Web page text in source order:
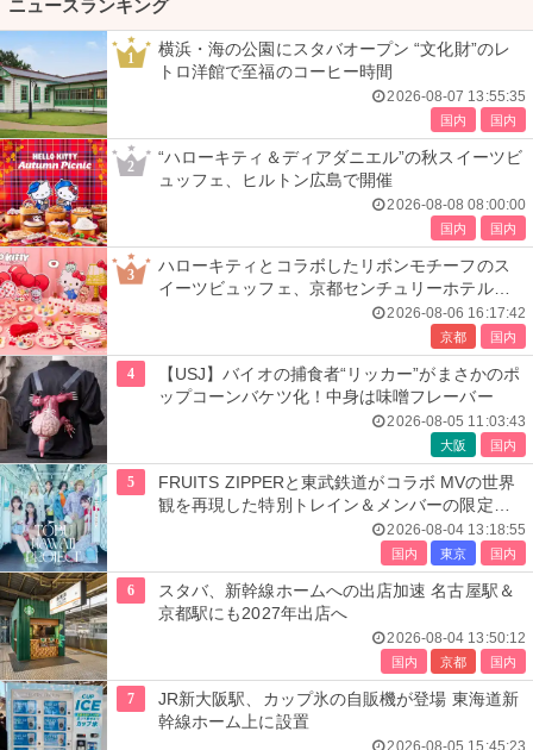
ニュースランキング
1
横浜・海の公園にスタバオープン “文化財”のレ
トロ洋館で至福のコーヒー時間
2026-08-07 13:55:35
国内 国内
2
“ハローキティ＆ディアダニエル”の秋スイーツビ
ュッフェ、ヒルトン広島で開催
2026-08-08 08:00:00
国内 国内
3
ハローキティとコラボしたリボンモチーフのス
イーツビュッフェ、京都センチュリーホテルで
2026-08-06 16:17:42
京都 国内
4
【USJ】バイオの捕食者“リッカー”がまさかのポ
ップコーンバケツ化！中身は味噌フレーバー
2026-08-05 11:03:43
大阪 国内
5
FRUITS ZIPPERと東武鉄道がコラボ MVの世界
観を再現した特別トレイン＆メンバーの限定ア
2026-08-04 13:18:55
国内 東京 国内
6
スタバ、新幹線ホームへの出店加速 名古屋駅＆
京都駅にも2027年出店へ
2026-08-04 13:50:12
国内 京都 国内
7
JR新大阪駅、カップ氷の自販機が登場 東海道新
幹線ホーム上に設置
2026-08-05 15:45:23